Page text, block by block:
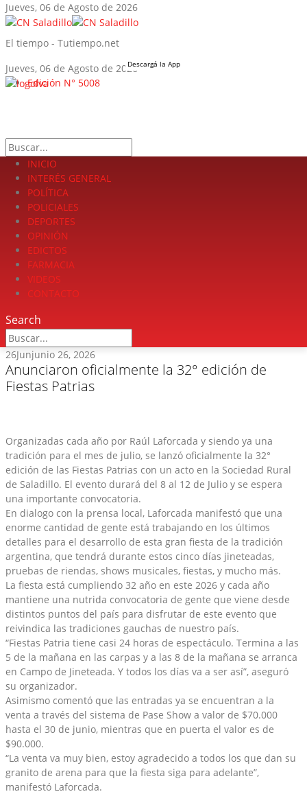
Jueves, 06 de Agosto de 2026
El tiempo - Tutiempo.net
Jueves, 06 de Agosto de 2026
Edición N° 5008
Descargá la App
INICIO
INTERÉS GENERAL
POLÍTICA
POLICIALES
DEPORTES
OPINIÓN
EDICTOS
FARMACIA
VIDEOS
CONTACTO
Search
26Junjunio 26, 2026
Anunciaron oficialmente la 32° edición de
Fiestas Patrias
Organizadas cada año por Raúl Laforcada y siendo ya una
tradición para el mes de julio, se lanzó oficialmente la 32°
edición de las Fiestas Patrias con un acto en la Sociedad Rural
de Saladillo. El evento durará del 8 al 12 de Julio y se espera
una importante convocatoria.
En dialogo con la prensa local, Laforcada manifestó que una
enorme cantidad de gente está trabajando en los últimos
detalles para el desarrollo de esta gran fiesta de la tradición
argentina, que tendrá durante estos cinco días jineteadas,
pruebas de riendas, shows musicales, fiestas, y mucho más.
La fiesta está cumpliendo 32 año en este 2026 y cada año
mantiene una nutrida convocatoria de gente que viene desde
distintos puntos del país para disfrutar de este evento que
reivindica las tradiciones gauchas de nuestro país.
“Fiestas Patria tiene casi 24 horas de espectáculo. Termina a las
5 de la mañana en las carpas y a las 8 de la mañana se arranca
en Campo de Jineteada. Y todos los días va a ser así”, aseguró
su organizador.
Asimismo comentó que las entradas ya se encuentran a la
venta a través del sistema de Pase Show a valor de $70.000
hasta el 30 de junio, mientras que en puerta el valor es de
$90.000.
“La venta va muy bien, estoy agradecido a todos los que dan su
granito de arena para que la fiesta siga para adelante”,
manifestó Laforcada.